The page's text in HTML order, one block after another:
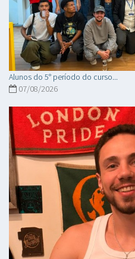
Alunos do 5° período do curso...
07/08/2026